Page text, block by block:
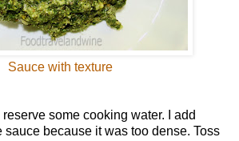
Sauce with texture
some cooking water. I add
sauce because it was too dense. Toss